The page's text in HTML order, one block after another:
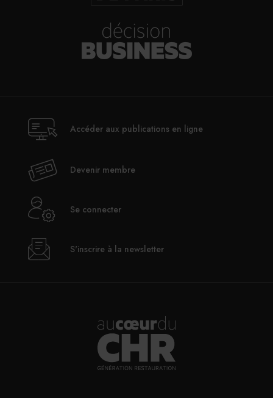
Accéder aux publications en ligne
Devenir membre
Se connecter
S'inscrire à la newsletter